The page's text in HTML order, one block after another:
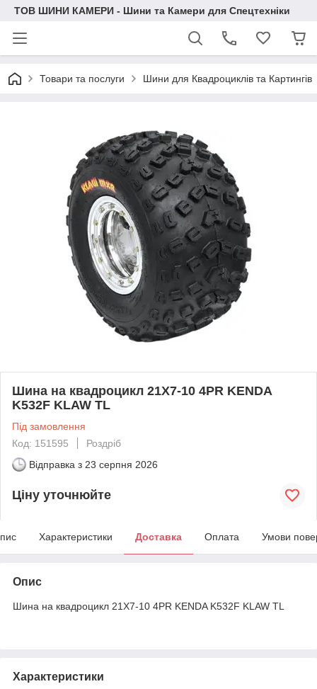
ТОВ ШИНИ КАМЕРИ - Шини та Камери для Спецтехніки
Товари та послуги Шини для Квадроциклів та Картингів
Шина на квадроцикл 21X7-10 4PR KENDA
K532F KLAW TL
Під замовлення
Код: 151595
Роздріб
Відправка з 23 серпня 2026
Ціну уточнюйте
Характеристики Доставка Оплата Умови
Опис
Шина на квадроцикл 21X7-10 4PR KENDA K532F KLAW TL
Характеристики